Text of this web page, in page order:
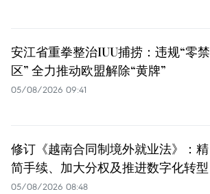
安江省重拳整治IUU捕捞：违规“零禁
区” 全力推动欧盟解除“黄牌”
05/08/2026 09:41
修订《越南合同制境外就业法》：精
简手续、加大分权及推进数字化转型
05/08/2026 08:48